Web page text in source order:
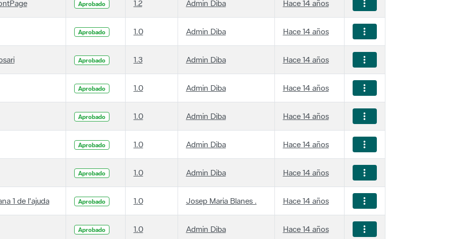
Aprobado 1.0 Admin Diba Hace 14 años
1.3 Admin Diba Hace 14 años
Aprobado 1.0 Admin Diba Hace 14 años
1.0 Admin Diba Hace 14 años
Aprobado 1.0 Admin Diba Hace 14 años
1.0 Admin Diba Hace 14 años
1 de l'ajuda Aprobado 1.0 Josep Maria Blanes . Hace 14 años
1.0 Admin Diba Hace 14 años